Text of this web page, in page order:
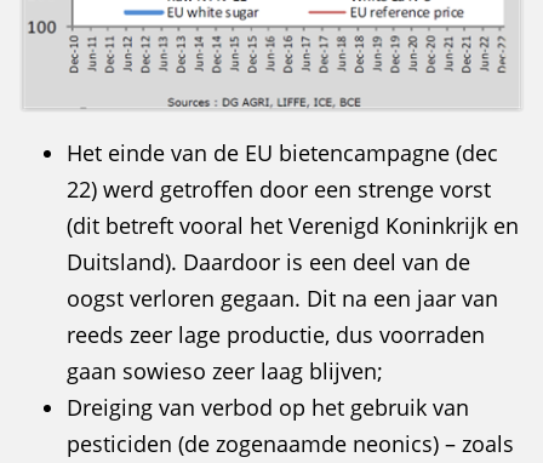
Het einde van de EU bietencampagne (dec
22) werd getroffen door een strenge vorst
(dit betreft vooral het Verenigd Koninkrijk en
Duitsland). Daardoor is een deel van de
oogst verloren gegaan. Dit na een jaar van
reeds zeer lage productie, dus voorraden
gaan sowieso zeer laag blijven;
Dreiging van verbod op het gebruik van
pesticiden (de zogenaamde neonics) – zoals